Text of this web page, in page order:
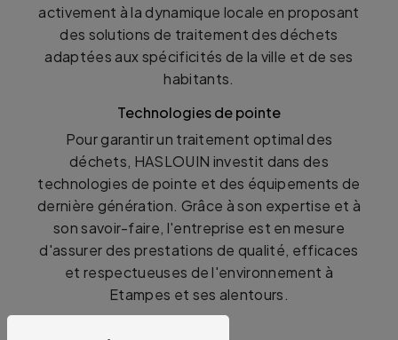
activement à la dynamique locale en proposant
des solutions de traitement des déchets
adaptées aux spécificités de la ville et de ses
habitants.
Technologies de pointe
Pour garantir un traitement optimal des
déchets, HASLOUIN investit dans des
technologies de pointe et des équipements de
dernière génération. Grâce à son expertise et à
son savoir-faire, l'entreprise est en mesure
d'assurer des prestations de qualité, efficaces
et respectueuses de l'environnement à
Etampes et ses alentours.